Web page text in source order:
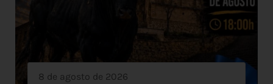
8 de agosto de 2026